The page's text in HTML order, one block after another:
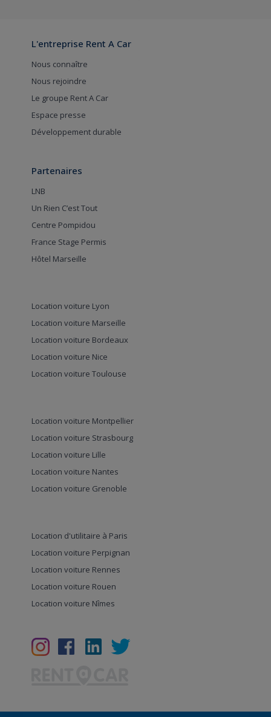
L'entreprise Rent A Car
Nous connaître
Nous rejoindre
Le groupe Rent A Car
Espace presse
Développement durable
Partenaires
LNB
Un Rien C’est Tout
Centre Pompidou
France Stage Permis
Hôtel Marseille
Location voiture Lyon
Location voiture Marseille
Location voiture Bordeaux
Location voiture Nice
Location voiture Toulouse
Location voiture Montpellier
Location voiture Strasbourg
Location voiture Lille
Location voiture Nantes
Location voiture Grenoble
Location d'utilitaire à Paris
Location voiture Perpignan
Location voiture Rennes
Location voiture Rouen
Location voiture Nîmes